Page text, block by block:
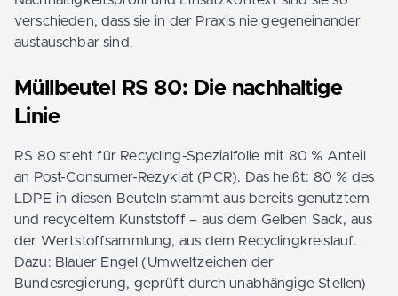
verschieden, dass sie in der Praxis nie gegeneinander
austauschbar sind.
Müllbeutel RS 80: Die nachhaltige
Linie
RS 80 steht für Recycling-Spezialfolie mit 80 % Anteil
an Post-Consumer-Rezyklat (PCR). Das heißt: 80 % des
LDPE in diesen Beuteln stammt aus bereits genutztem
und recyceltem Kunststoff – aus dem Gelben Sack, aus
der Wertstoffsammlung, aus dem Recyclingkreislauf.
Dazu: Blauer Engel (Umweltzeichen der
Bundesregierung, geprüft durch unabhängige Stellen)